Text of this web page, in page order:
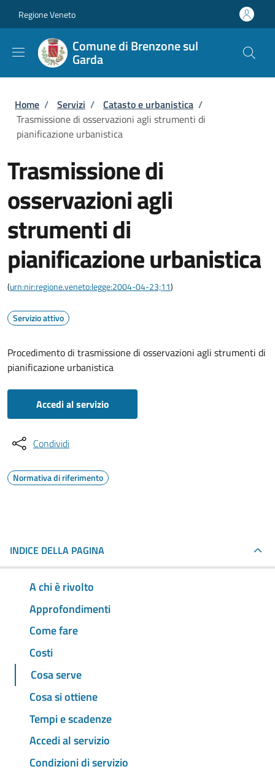
Regione Veneto
Comune di Brenzone sul
Garda
Briciole di pane
Home / Servizi / Catasto e urbanistica /
Trasmissione di osservazioni agli strumenti di
pianificazione urbanistica
Trasmissione di
osservazioni agli
strumenti di
pianificazione urbanistica
(urn:nir:regione.veneto:legge:2004-04-23;11)
Servizio attivo
Procedimento di trasmissione di osservazioni agli strumenti di
pianificazione urbanistica
Accedi al servizio
Condividi
Normativa di riferimento
INDICE DELLA PAGINA
A chi è rivolto
Approfondimenti
Come fare
Costi
Cosa serve
Cosa si ottiene
Tempi e scadenze
Accedi al servizio
Condizioni di servizio